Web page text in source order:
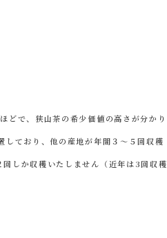
どで、狭山茶の希少価値の高さが分かり
しており、他の産地が年間３〜５回収穫
しか収穫いたしません（近年は3回収穫